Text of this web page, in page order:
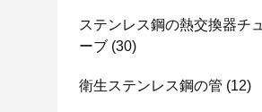
ステンレス鋼の熱交換器チュ
ーブ (30)
衛生ステンレス鋼の管 (12)